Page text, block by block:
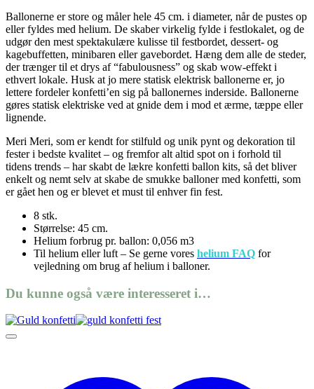
Ballonerne er store og måler hele 45 cm. i diameter, når de pustes op
eller fyldes med helium. De skaber virkelig fylde i festlokalet, og de
udgør den mest spektakulære kulisse til festbordet, dessert- og
kagebuffetten, minibaren eller gavebordet. Hæng dem alle de steder,
der trænger til et drys af “fabulousness” og skab wow-effekt i
ethvert lokale. Husk at jo mere statisk elektrisk ballonerne er, jo
lettere fordeler konfetti’en sig på ballonernes inderside. Ballonerne
gøres statisk elektriske ved at gnide dem i mod et ærme, tæppe eller
lignende.
Meri Meri, som er kendt for stilfuld og unik pynt og dekoration til
fester i bedste kvalitet – og fremfor alt altid spot on i forhold til
tidens trends – har skabt de lækre konfetti ballon kits, så det bliver
enkelt og nemt selv at skabe de smukke balloner med konfetti, som
er gået hen og er blevet et must til enhver fin fest.
8 stk.
Størrelse: 45 cm.
Helium forbrug pr. ballon: 0,056 m3
Til helium eller luft – Se gerne vores helium FAQ for
vejledning om brug af helium i balloner.
Du kunne også være interesseret i…